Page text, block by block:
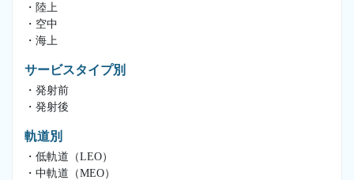
・陸上
・空中
・海上
サービスタイプ別
・発射前
・発射後
軌道別
・低軌道（LEO）
・中軌道（MEO）